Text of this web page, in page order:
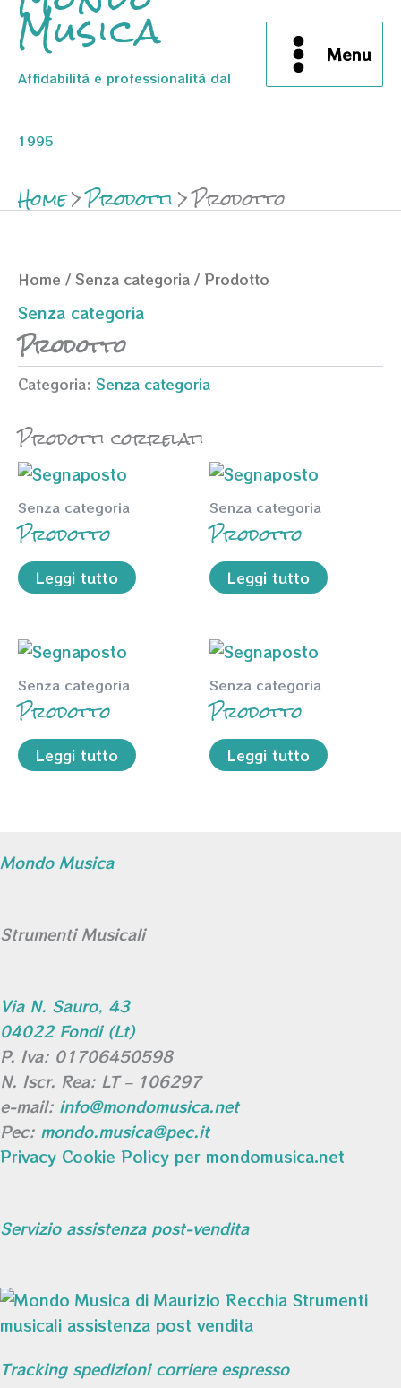
Musica
Affidabilità e professionalità dal
1995
Menu
Home Prodotti Prodotto
Home / Senza categoria / Prodotto
Senza categoria
Prodotto
Categoria: Senza categoria
Prodotti correlati
Senza categoria
Prodotto
Leggi tutto
Senza categoria
Prodotto
Leggi tutto
Senza categoria
Prodotto
Leggi tutto
Senza categoria
Prodotto
Leggi tutto
Mondo Musica
Strumenti Musicali
Via N. Sauro, 43
04022 Fondi (Lt)
P. Iva: 01706450598
N. Iscr. Rea: LT – 106297
e-mail: info@mondomusica.net
Pec: mondo.musica@pec.it
Privacy Cookie Policy per mondomusica.net
Servizio assistenza post-vendita
Tracking spedizioni corriere espresso